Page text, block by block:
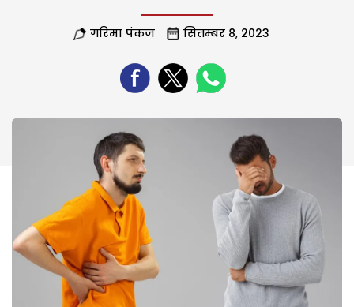
गरिमा पंकज सितम्बर 8, 2023